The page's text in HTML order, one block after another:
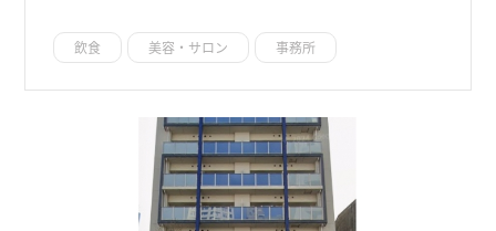
飲食 美容・サロン 事務所